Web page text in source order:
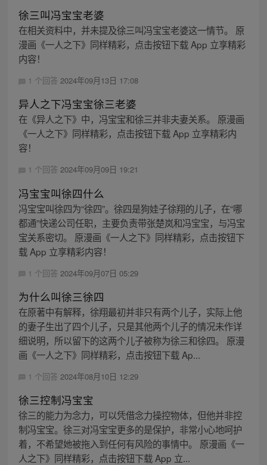
徐三叫冯宝宝老婆
在相关资料中，并未提及徐三叫冯宝宝老婆这一情节。 原
漫画《一人之下》同样精彩，点击按钮下载 App 立享精彩
内容！
1 个回答 2024年09月13日 17:08
异人之下冯宝宝徐三老婆
在《异人之下》中，冯宝宝和徐三并非夫妻关系。 原漫画
《一人之下》同样精彩，点击按钮下载 App 立享精彩内
容！
1 个回答 2024年09月09日 19:21
冯宝宝叫徐四什么
冯宝宝叫徐四为“徐四”。徐四是狗娃子徐翔的儿子，在“哪
都通”快递公司任职，主要负责带张楚岚和冯宝宝，与冯宝
宝关系密切。 原漫画《一人之下》同样精彩，点击按钮下
载 App 立享精彩内容！
1 个回答 2024年09月07日 05:29
为什么叫徐三徐四
在原著中有解释，徐翔最初并非只有两个儿子，实际上他
的妻子生出了四个儿子，只是其他两个儿子的情况未作详
细说明，所以留下的这两个儿子被称为徐三和徐四。 原漫
画《一人之下》同样精彩，点击按钮下载 Ap...
1 个回答 2024年08月10日 12:29
徐三控制冯宝宝
徐三的能力为念力，可以凭借念力操控物体，但他并非控
制冯宝宝。徐三对冯宝宝更多的是保护，非常小心地呵护
着，不希望她被拖入到任何有风险的事情中。 原漫画《一
人之下》同样精彩，点击按钮下载 App 立...